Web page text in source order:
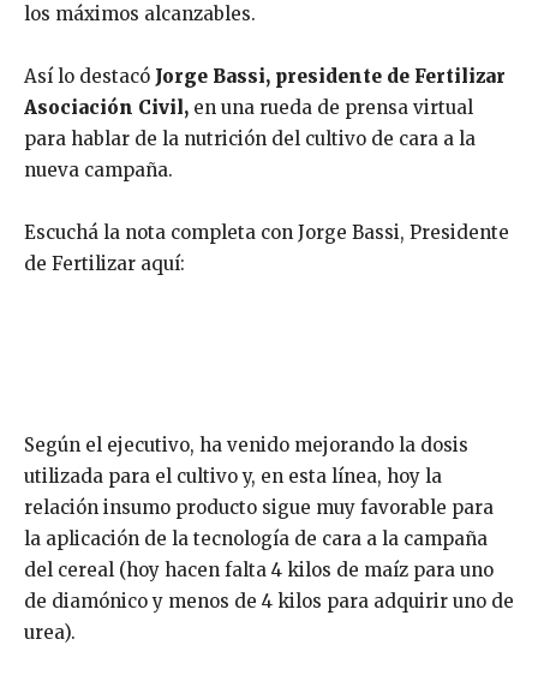
los máximos alcanzables.
Así lo destacó Jorge Bassi, presidente de Fertilizar
Asociación Civil, en una rueda de prensa virtual
para hablar de la nutrición del cultivo de cara a la
nueva campaña.
Escuchá la nota completa con Jorge Bassi, Presidente
de Fertilizar aquí:
Según el ejecutivo, ha venido mejorando la dosis
utilizada para el cultivo y, en esta línea, hoy la
relación insumo producto sigue muy favorable para
la aplicación de la tecnología de cara a la campaña
del cereal (hoy hacen falta 4 kilos de maíz para uno
de diamónico y menos de 4 kilos para adquirir uno de
urea).